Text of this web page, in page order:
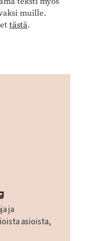
muille.
tästä.
ja
asioista,